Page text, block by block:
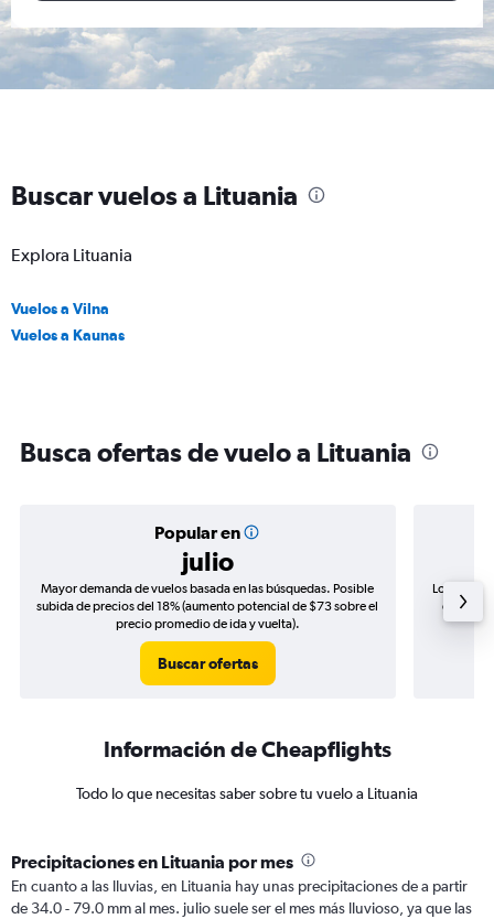
Buscar vuelos a Lituania
Explora Lituania
Vuelos a Vilna
Vuelos a Kaunas
Busca ofertas de vuelo a Lituania
Popular en
julio
Mayor demanda de vuelos basada en las búsquedas. Posible
subida de precios del 18% (aumento potencial de $73 sobre el
precio promedio de ida y vuelta).
Buscar ofertas
Los
de
Información de Cheapflights
Todo lo que necesitas saber sobre tu vuelo a Lituania
Precipitaciones en Lituania por mes
En cuanto a las lluvias, en Lituania hay unas precipitaciones de a partir
de 34.0 - 79.0 mm al mes. julio suele ser el mes más lluvioso, ya que las